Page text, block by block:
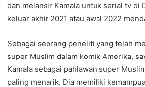
dan melansir Kamala untuk serial tv di
keluar akhir 2021 atau awal 2022
Sebagai seorang peneliti yang telah
super Muslim dalam komik Amerika,
Kamala sebagai pahlawan super
paling menarik. Dia memiliki